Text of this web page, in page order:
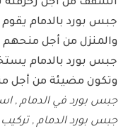
السقف من أجل زخرفته
جبس بورد بالدمام
والمنزل من أجل منحهم
جبس بورد بالدمام
وتكون مضيئة من أجل
جبس بورد في الدمام ,
جبس بورد الدمام ,